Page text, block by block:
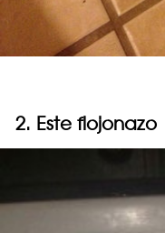
2. Este flojonazo